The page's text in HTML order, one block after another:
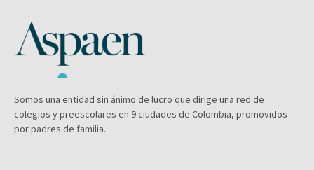
Somos una entidad sin ánimo de lucro que dirige una red de
colegios y preescolares en 9 ciudades de Colombia, promovidos
por padres de familia.